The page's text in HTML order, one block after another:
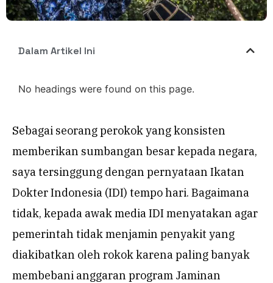
Dalam Artikel Ini
No headings were found on this page.
Sebagai seorang perokok yang konsisten
memberikan sumbangan besar kepada negara,
saya tersinggung dengan pernyataan Ikatan
Dokter Indonesia (IDI) tempo hari. Bagaimana
tidak, kepada awak media IDI menyatakan agar
pemerintah tidak menjamin penyakit yang
diakibatkan oleh rokok karena paling banyak
membebani anggaran program Jaminan